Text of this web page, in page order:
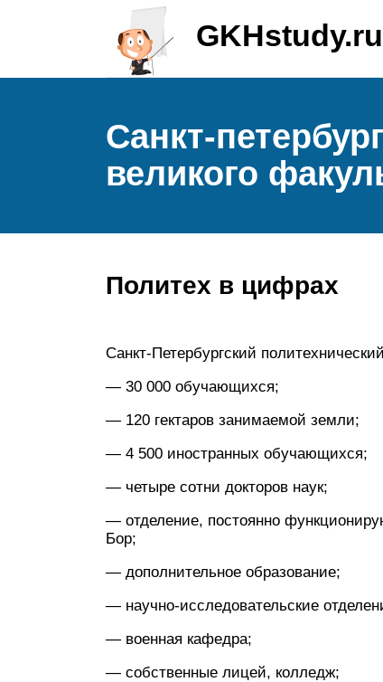
GKHstudy.ru
Санкт-
великого
Политех в цифрах
Санкт-Петербургский
— 30 000 обучающихся;
— 120 гектаров занимаемой земли;
— 4 500 иностранных обучающихся;
— четыре сотни докторов наук;
— отделение, постоянно
Бор;
— дополнительное образование;
— научно-исследовательские
— военная кафедра;
— собственные лицей, колледж;